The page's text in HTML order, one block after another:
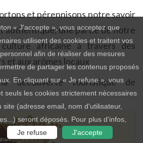
et pérennisons notre savoir
authentique, une partie de notre
africaine à travers des
et aux arômes locaux
découverte touristique de
« J'accepte », vous acceptez que
utilisent des cookies et traitent vos
afin de réaliser des mesures
de partager les contenus proposés
En cliquant sur « Je refuse », vous
seuls les cookies strictement nécessaires
(adresse email, nom d'utilisateur,
seront déposés. Pour plus d'infos,
J'accepte
Je refuse